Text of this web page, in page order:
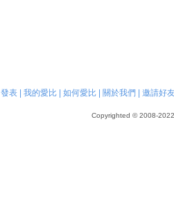
發表| 我的愛比| 如何愛比| 關於我們 邀請好
Copyrighted © 2008-